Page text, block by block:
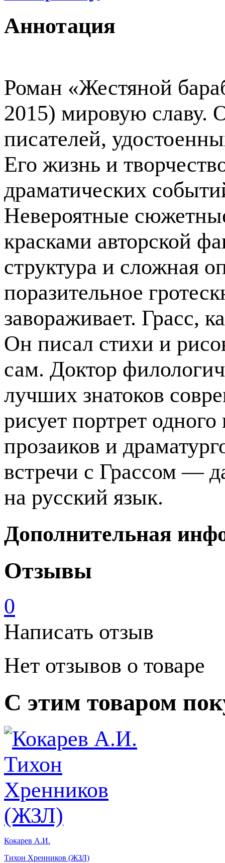
Аннотация
Роман «Жестяной
2015) мировую славу.
писателей,
Его жизнь и
драматических
Невероятные
красками авторской
структура и сложная
поразительное
завораживает. Грасс,
Он писал стихи и
сам. Доктор
лучших знатоков
рисует портрет
прозаиков и
встречи с Грассом —
на русский язык.
Дополнительная
Отзывы
0
Написать отзыв
Нет отзывов о товаре
С этим товаром
Кокарев А.И.
Тихон Хренников (ЖЗЛ)